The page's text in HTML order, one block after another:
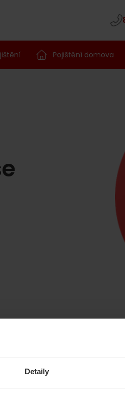
Detaily
Pojištění domova
s námi